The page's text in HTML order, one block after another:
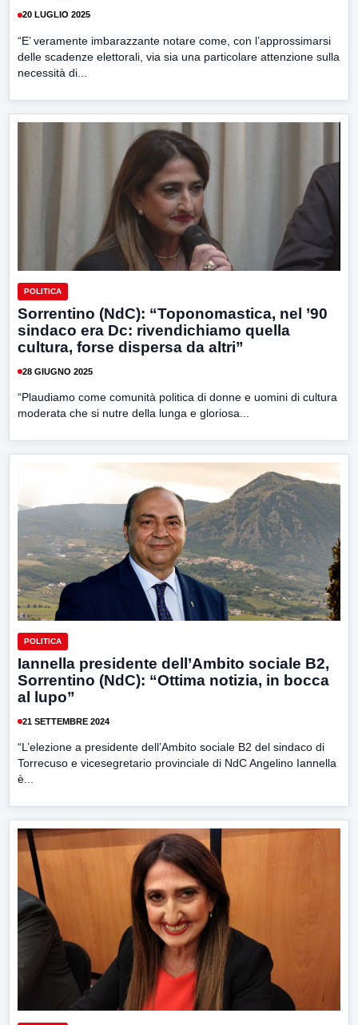
20 LUGLIO 2025
“E’ veramente imbarazzante notare come, con l’approssimarsi
delle scadenze elettorali, via sia una particolare attenzione sulla
necessità di...
POLITICA
Sorrentino (NdC): “Toponomastica, nel ’90
sindaco era Dc: rivendichiamo quella
cultura, forse dispersa da altri”
28 GIUGNO 2025
“Plaudiamo come comunità politica di donne e uomini di cultura
moderata che si nutre della lunga e gloriosa...
POLITICA
Iannella presidente dell’Ambito sociale B2,
Sorrentino (NdC): “Ottima notizia, in bocca
al lupo”
21 SETTEMBRE 2024
“L’elezione a presidente dell’Ambito sociale B2 del sindaco di
Torrecuso e vicesegretario provinciale di NdC Angelino Iannella
è...